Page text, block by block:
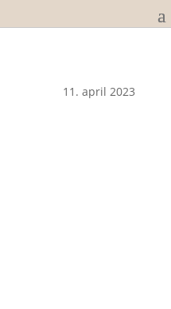
11. april 2023